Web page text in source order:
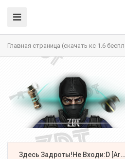
Главная страница (скачать кс 1.6
️ Здесь Задроты!Не Входи:D [Army#1]